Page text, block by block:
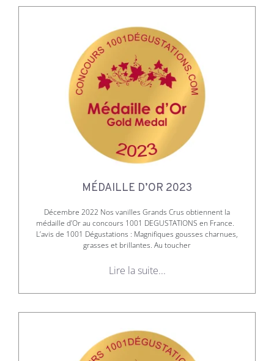
MÉDAILLE D’OR 2023
Décembre 2022 Nos vanilles Grands Crus obtiennent la
médaille d’Or au concours 1001 DEGUSTATIONS en France.
L’avis de 1001 Dégustations : Magnifiques gousses charnues,
grasses et brillantes. Au toucher
Lire la suite...